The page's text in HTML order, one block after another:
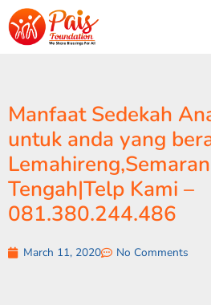
Manfaat Sedekah
untuk anda yang
Tengah|Telp Kami –
081.380.244.486
March 11, 2020 No Comments